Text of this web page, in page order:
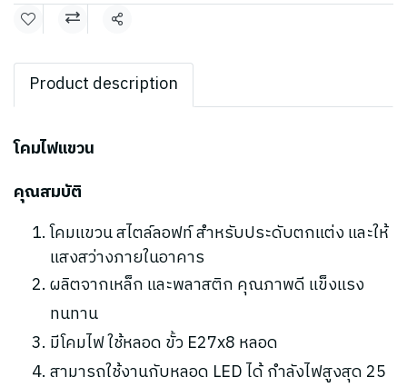
แชร์
Product description
โคมไฟแขวน
คุณสมบัติ
โคมแขวน สไตล์ลอฟท์ สำหรับประดับตกแต่ง และให้
แสงสว่างภายในอาคาร
ผลิตจากเหล็ก และพลาสติก คุณภาพดี แข็งแรง
ทนทาน
มีโคมไฟ ใช้หลอด ขั้ว E27x8 หลอด
สามารถใช้งานกับหลอด LED ได้ กำลังไฟสูงสุด 25